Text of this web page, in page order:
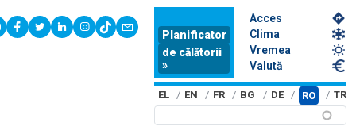
youtubefacebook
twitterlinkedininstagram
tiktokcontact
Planificator
de călătorii
»
Acces
Clima
Vremea
Valută
EL EN FR BG DE RO TR